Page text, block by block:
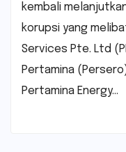
kembali
korupsi yang
Services Pte. Ltd
Pertamina
Pertamina Energy…